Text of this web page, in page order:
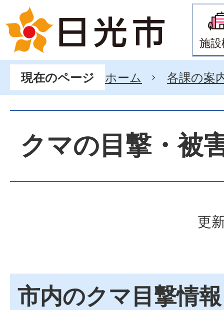
施
現在のページ ホーム 各課の案
クマの目撃・被
更
市内のクマ目撃情